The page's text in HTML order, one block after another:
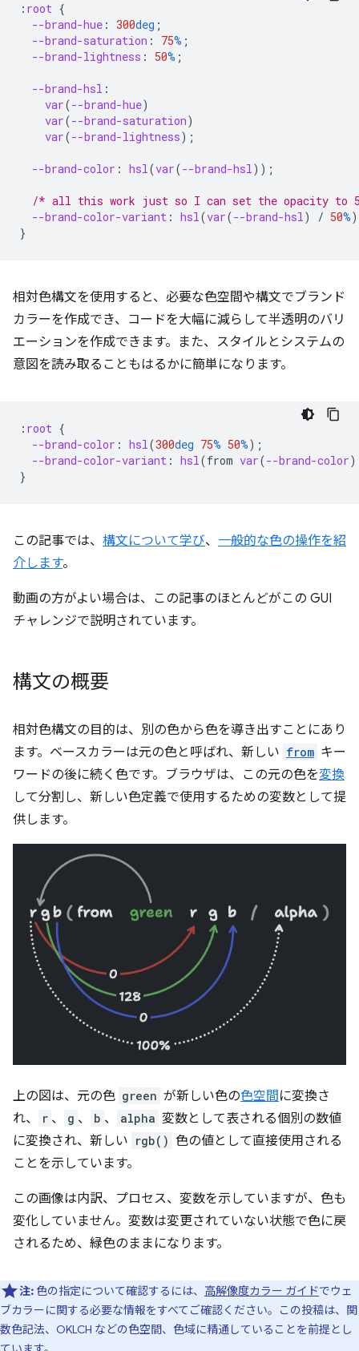
: root {
--brand-hue : 300deg ;
--brand-saturation : 75% ;
--brand-lightness : 50% ;
--brand-hsl :
var(--brand-hue)
var(--brand-saturation)
var(--brand-lightness);
--brand-color : hsl(var(--brand-hsl));
/* all this work just so I can set the opacity to
--brand-color-variant : hsl(var(--brand-hsl) / 50%
}
相対色構文を使用すると、必要な色空間や構文でブランド
カラーを作成でき、コードを大幅に減らして半透明のバリ
エーションを作成できます。
また、スタイルとシステムの
意図を読み取ることもはるかに簡単になります。
: root {
--brand-color : hsl(300deg 75% 50%);
--brand-color-variant : hsl(from var(--brand-color)
}
この記事では、 構文について学び、 一般的な色の操作を紹
介します。
動画の方がよい場合は、この記事のほとんどがこの GUI
チャレンジで説明されています。
構文の概要
相対色構文の目的は、別の色から色を導き出すことにあり
ます。ベースカラーは元の色と呼ばれ、新しい from キー
ワードの後に続く色です。ブラウザは、この元の色を変換
して分割し、新しい色定義で使用するための変数として提
供します。
上の図は、元の色 green が新しい色の色空間に変換さ
れ、
r 、 g 、 b 、 alpha 変数として表される個別の数値
に変換され、新しい rgb() 色の値として直接使用される
ことを示しています。
この画像は内訳、プロセス、変数を示していますが、色も
変化していません。変数は変更されていない状態で色に戻
されるため、緑色のままになります。
注: 色の指定について確認するには、 高解像度カラー ガイドでウェ
ブカラーに関する必要な情報をすべてご確認ください。この投稿は、関
数色記法、OKLCH などの色空間、色域に精通していることを前提とし